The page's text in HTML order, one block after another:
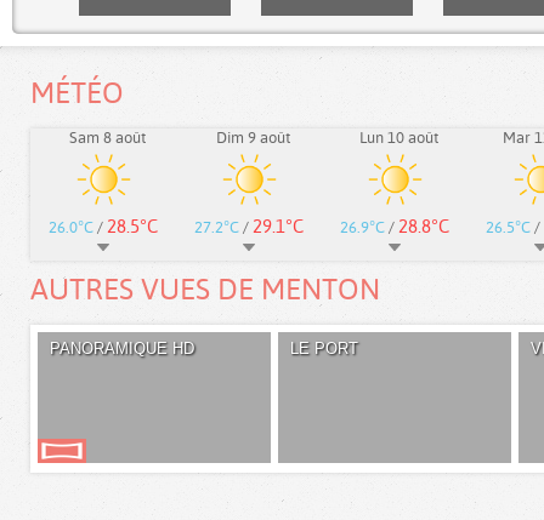
MÉTÉO
Sam 8 août
26.0°C / 28.5°C
Dim 9 août
27.2°C / 29.1°C
Lun 10 août
26.9°C / 28.8°C
Mar
26.5°C /
AUTRES VUES DE MENTON
PANORAMIQUE HD LE PORT